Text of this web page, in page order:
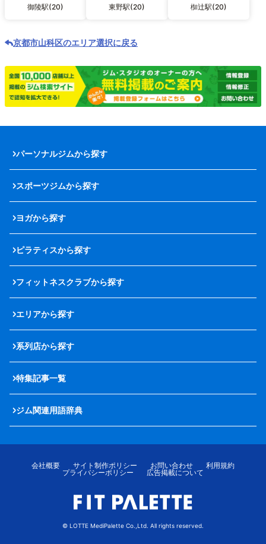
御陵駅(20) 東野駅(20) 椥辻駅(20)
京都市山科区のエリア選択に戻る
パーソナルジムから探す
スポーツジムから探す
ヨガから探す
ピラティスから探す
フィットネスクラブから探す
エリアから探す
系列店から探す
特集記事一覧
ジム関連用語辞典
会社概要 サイト制作ポリシー お問い合わせ
利用規約
プライバシーポリシー
広告掲載について
© LOTTE MediPalette Co.,Ltd. All rights reserved.